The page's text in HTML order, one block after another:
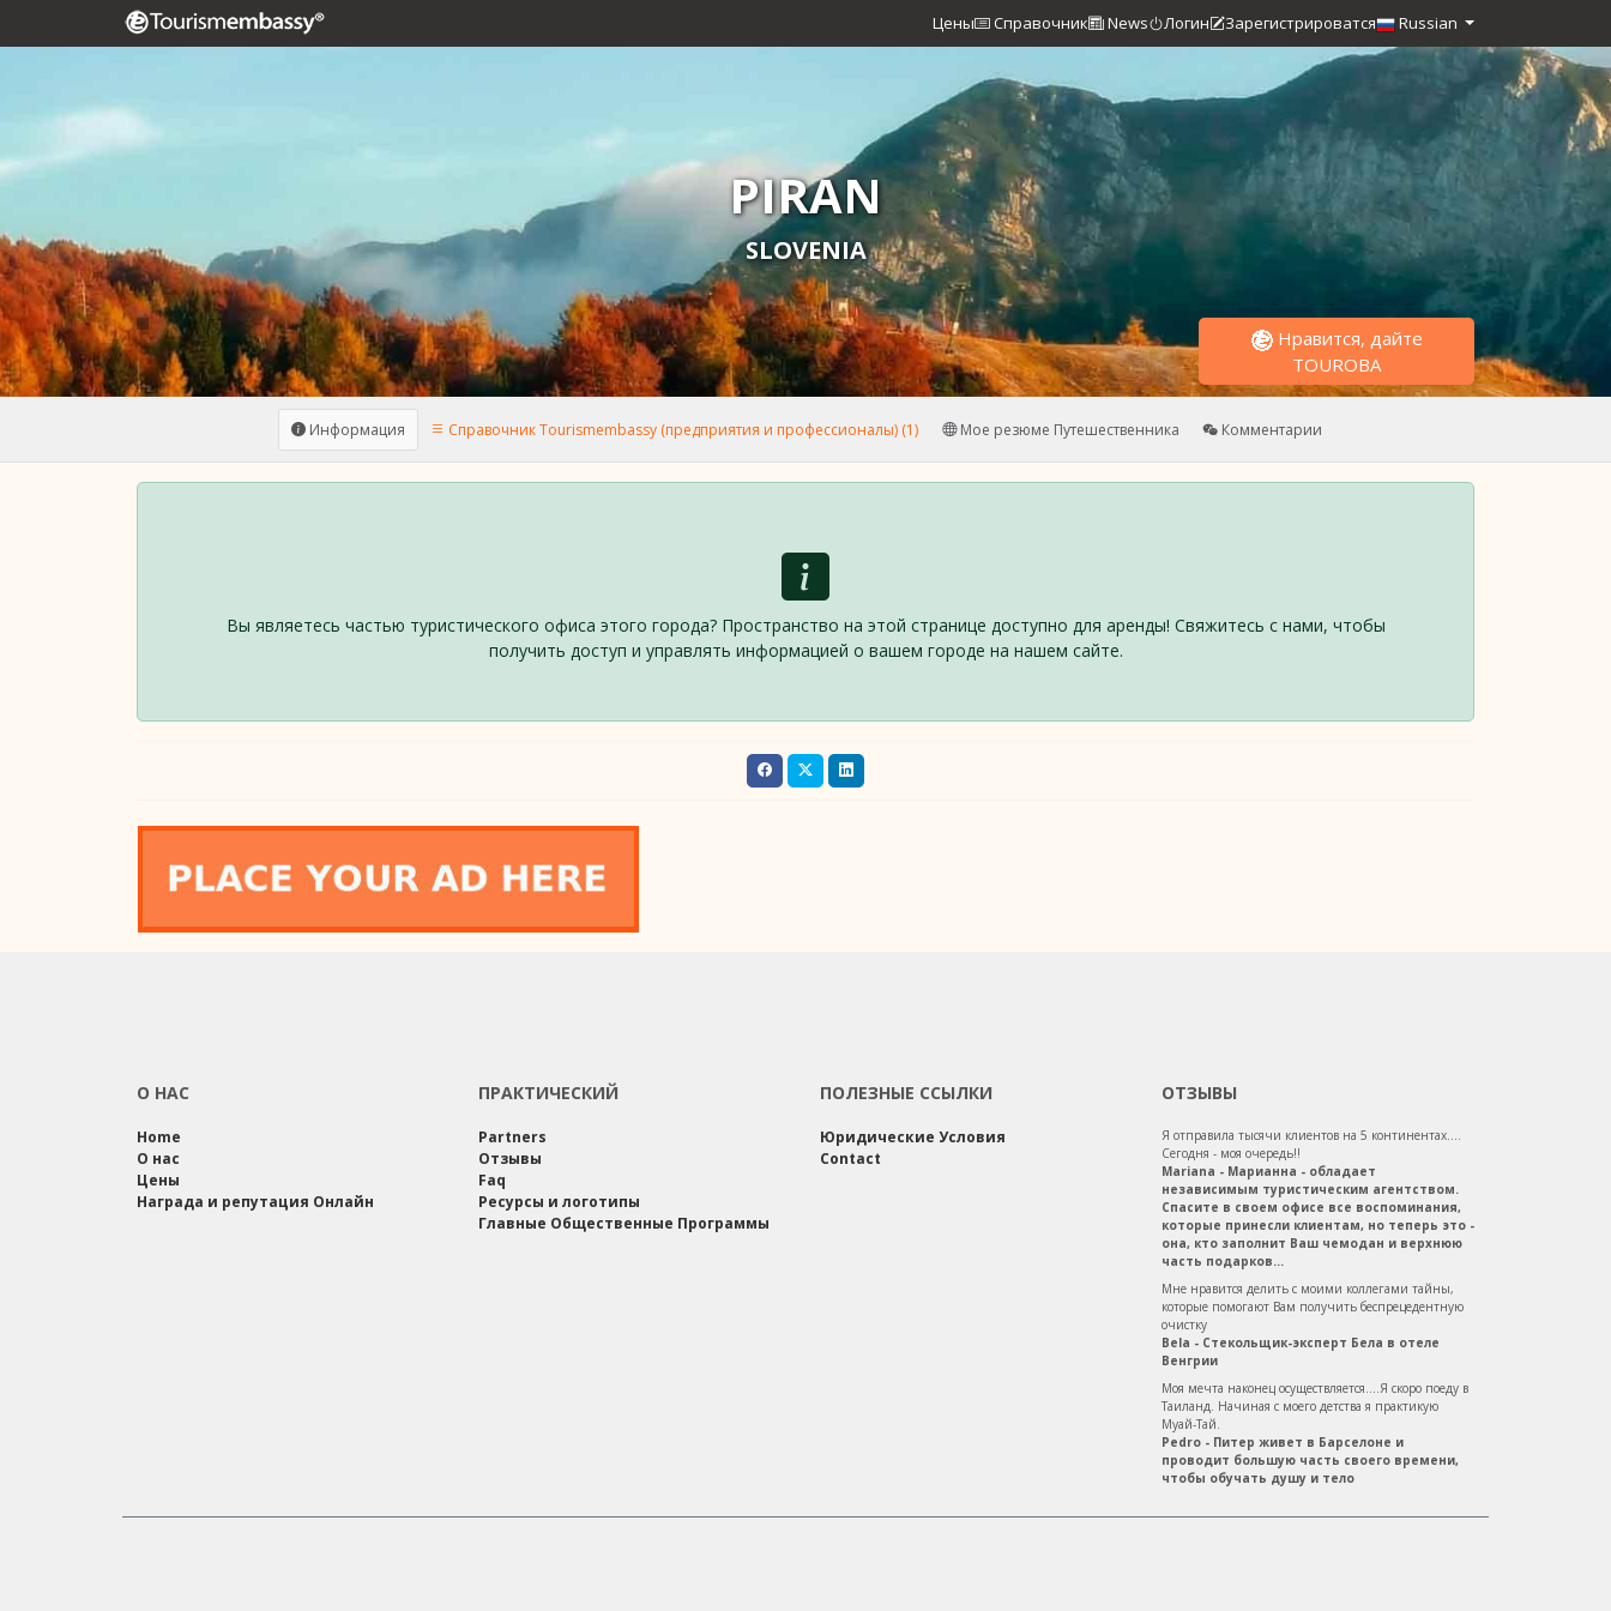
Цены Справочник News Логин Зарегистрироватся Russian
PIRAN
SLOVENIA
Нравится, дайте
TOUROBA
Информация Справочник Tourismembassy (предприятия и профессионалы) (1) Мое резюме Путешественника Комментарии
Вы являетесь частью туристического офиса этого города? Пространство на этой странице доступно для аренды! Свяжитесь с нами, чтобы
получить доступ и управлять информацией о вашем городе на нашем сайте.
О НАС
Home
О нас
Цены
Награда и репутация Онлайн
ПРАКТИЧЕСКИЙ
Partners
Отзывы
Faq
Ресурсы и логотипы
Главные Общественные Программы
ПОЛЕЗНЫЕ ССЫЛКИ
Юридические Условия
Contact
ОТЗЫВЫ
Я отправила тысячи клиентов на 5 континентах....
Сегодня - моя очередь!!
Mariana - Марианна - обладает
независимым туристическим агентством.
Спасите в своем офисе все воспоминания,
которые принесли клиентам, но теперь это -
она, кто заполнит Ваш чемодан и верхнюю
часть подарков...
Мне нравится делить с моими коллегами тайны,
которые помогают Вам получить беспрецедентную
очистку
Bela - Стекольщик-эксперт Бела в отеле
Венгрии
Моя мечта наконец осуществляется....Я скоро поеду в
Таиланд. Начиная с моего детства я практикую
Муай-Тай.
Pedro - Питер живет в Барселоне и
проводит большую часть своего времени,
чтобы обучать душу и тело